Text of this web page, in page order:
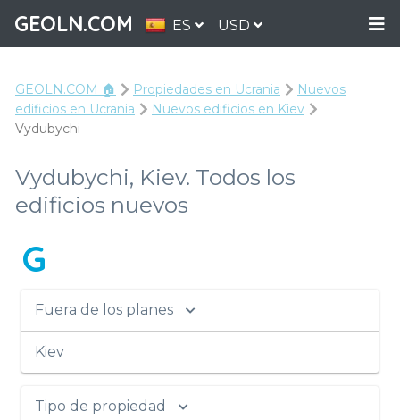
GEOLN.COM ES USD
GEOLN.COM 🏠 Propiedades en Ucrania
Nuevos
edificios en Ucrania
Nuevos edificios en Kiev
Vydubychi
Vydubychi, Kiev. Todos los
edificios nuevos
G
Fuera de los planes
Kiev
Tipo de propiedad